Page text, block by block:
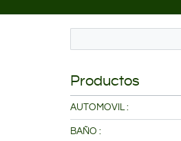
Productos
AUTOMOVIL :
BAÑO :